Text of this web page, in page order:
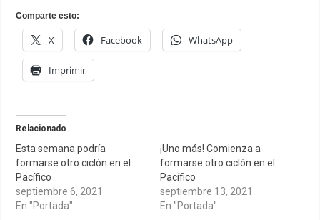
Comparte esto:
X Facebook WhatsApp
Imprimir
Relacionado
Esta semana podría
formarse otro ciclón en el
Pacífico
septiembre 6, 2021
En "Portada"
¡Uno más! Comienza a
formarse otro ciclón en el
Pacífico
septiembre 13, 2021
En "Portada"